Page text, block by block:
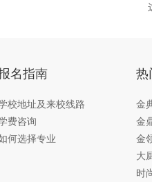
名指南
校地址及来校线路
费咨询
何选择专业
热
金
金
金
大
时